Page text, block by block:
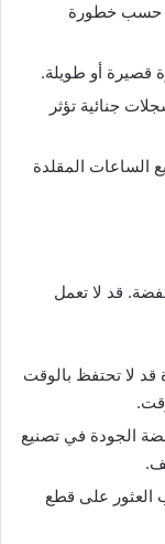
حسب خطورة
قصيرة أو طويلة.
جنائية تؤثر
الساعات المقلدة
قد لا تعمل
لا تحتفظ بالوقت
الجودة في تصنيع
العثور على قطع